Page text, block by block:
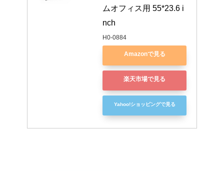
ムオフィス用 55*23.6 i
nch
H0-0884
Amazonで見る
楽天市場で見る
Yahoo!ショッピングで見る